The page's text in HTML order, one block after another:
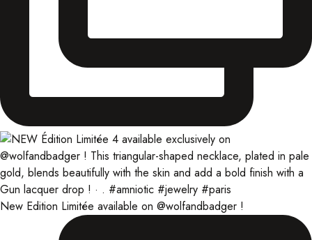
New Edition Limitée available on @wolfandbadger !